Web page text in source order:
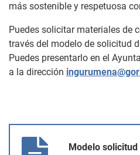
más sostenible y respetuosa
Puedes solicitar materiales de
través del modelo de solicitud
Puedes presentarlo en el
a la dirección
Modelo